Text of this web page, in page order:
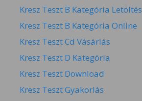
Kresz Teszt B Kategória Letöltés
Kresz Teszt B Kategória Online
Kresz Teszt Cd Vásárlás
Kresz Teszt D Kategória
Kresz Teszt Download
Kresz Teszt Gyakorlás